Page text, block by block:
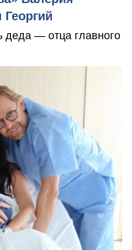
деда — отца главного